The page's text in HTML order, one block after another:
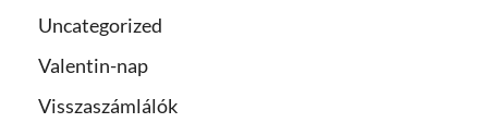
Uncategorized
Valentin-nap
Visszaszámlálók